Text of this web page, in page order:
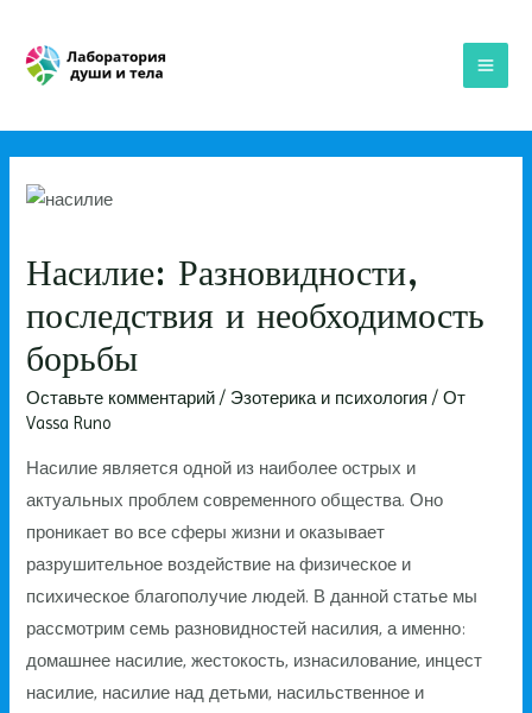
содержимому
Насилие: Разновидности,
последствия и необходимость
борьбы
Оставьте комментарий / Эзотерика и психология / От
Vassa Runo
Насилие является одной из наиболее острых и
актуальных проблем современного общества. Оно
проникает во все сферы жизни и оказывает
разрушительное воздействие на физическое и
психическое благополучие людей. В данной статье мы
рассмотрим семь разновидностей насилия, а именно:
домашнее насилие, жестокость, изнасилование, инцест
насилие, насилие над детьми, насильственное и